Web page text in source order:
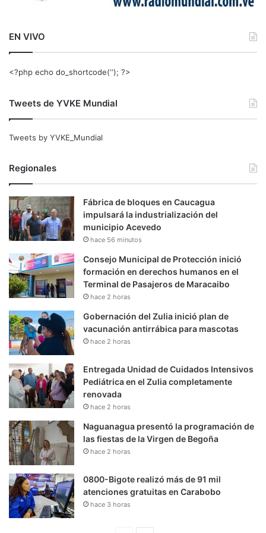
EN VIVO
<?php echo do_shortcode(‘‘); ?>
Tweets de YVKE Mundial
Tweets by YVKE_Mundial
Regionales
Fábrica de bloques en Caucagua
impulsará la industrialización del
municipio Acevedo
hace 56 minutos
Consejo Municipal de Protección inició
formación en derechos humanos en el
Terminal de Pasajeros de Maracaibo
hace 2 horas
Gobernación del Zulia inició plan de
vacunación antirrábica para mascotas
hace 2 horas
Entregada Unidad de Cuidados Intensivos
Pediátrica en el Zulia completamente
renovada
hace 2 horas
Naguanagua presentó la programación de
las fiestas de la Virgen de Begoña
hace 2 horas
0800-Bigote realizó más de 91 mil
atenciones gratuitas en Carabobo
hace 3 horas